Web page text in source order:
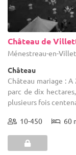
Château de
Ménestreau-en-
Château
Château mariage :
parc de dix
plusieurs fois
10-450 60